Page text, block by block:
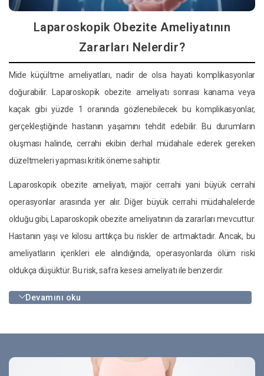
Laparoskopik Obezite Ameliyatının
Zararları Nelerdir?
Mide küçültme ameliyatları, nadir de olsa hayati komplikasyonlar
doğurabilir. Laparoskopik obezite ameliyatı sonrası kanama veya
kaçak gibi yüzde 1 oranında gözlenebilecek bu komplikasyonlar,
gerçekleştiğinde hastanın yaşamını tehdit edebilir. Bu durumların
oluşması halinde, cerrahi ekibin derhal müdahale ederek gereken
düzeltmeleri yapması kritik öneme sahiptir.
Laparoskopik obezite ameliyatı, majör cerrahi yani büyük cerrahi
operasyonlar arasında yer alır. Diğer büyük cerrahi müdahalelerde
olduğu gibi, Laparoskopik obezite ameliyatının da zararları mevcuttur.
Hastanın yaşı ve kilosu arttıkça bu riskler de artmaktadır. Ancak, bu
ameliyatların içerikleri ele alındığında, operasyonlarda ölüm riski
oldukça düşüktür. Bu risk, safra kesesi ameliyatı ile benzerdir.
Devamını oku